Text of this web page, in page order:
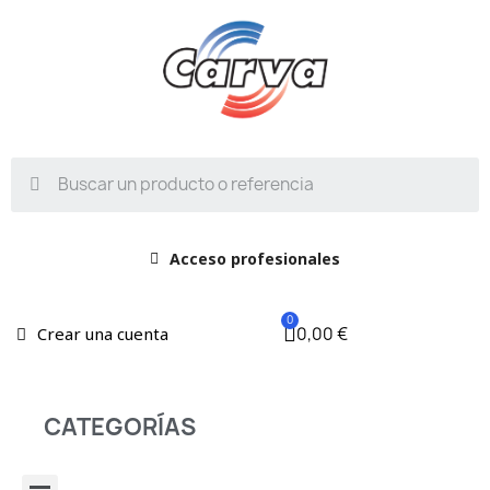
Acceso profesionales
Crear una cuenta 0,00 €
CATEGORÍAS